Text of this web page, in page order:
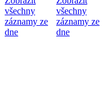
všechny
záznamy ze
dne
všechny
záznamy ze
dne